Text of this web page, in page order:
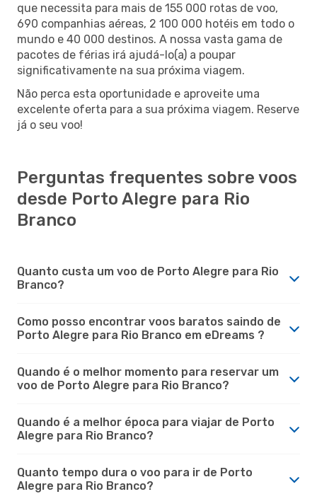
que necessita para mais de 155 000 rotas de voo,
690 companhias aéreas, 2 100 000 hotéis em todo o
mundo e 40 000 destinos. A nossa vasta gama de
pacotes de férias irá ajudá-lo(a) a poupar
significativamente na sua próxima viagem.
Não perca esta oportunidade e aproveite uma
excelente oferta para a sua próxima viagem. Reserve
já o seu voo!
Perguntas frequentes sobre voos
desde Porto Alegre para Rio
Branco
Quanto custa um voo de Porto Alegre para Rio
Branco?
Como posso encontrar voos baratos saindo de
Porto Alegre para Rio Branco em eDreams ?
Quando é o melhor momento para reservar um
voo de Porto Alegre para Rio Branco?
Quando é a melhor época para viajar de Porto
Alegre para Rio Branco?
Quanto tempo dura o voo para ir de Porto
Alegre para Rio Branco?